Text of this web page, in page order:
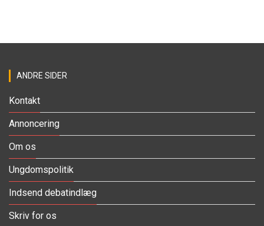
ANDRE SIDER
Kontakt
Annoncering
Om os
Ungdomspolitik
Indsend debatindlæg
Skriv for os